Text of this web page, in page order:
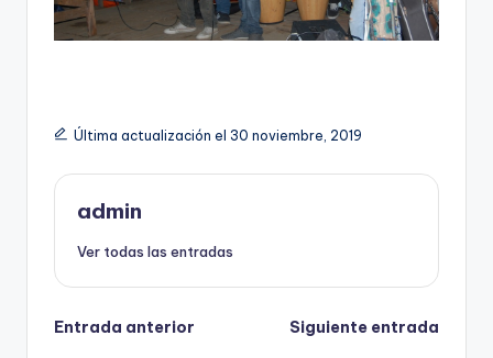
Última actualización el 30 noviembre, 2019
admin
Ver todas las entradas
Navegación
Entrada anterior
Siguiente entrada